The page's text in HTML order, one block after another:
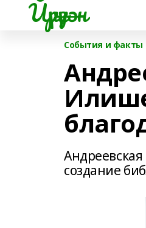
Йүрүҙән
События и факты
создание